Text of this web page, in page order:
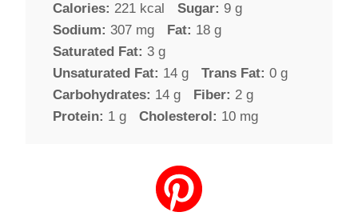
Calories: 221 kcal Sugar: 9 g
Sodium: 307 mg Fat: 18 g
Saturated Fat: 3 g
Unsaturated Fat: 14 g Trans Fat: 0 g
Carbohydrates: 14 g Fiber: 2 g
Protein: 1 g Cholesterol: 10 mg